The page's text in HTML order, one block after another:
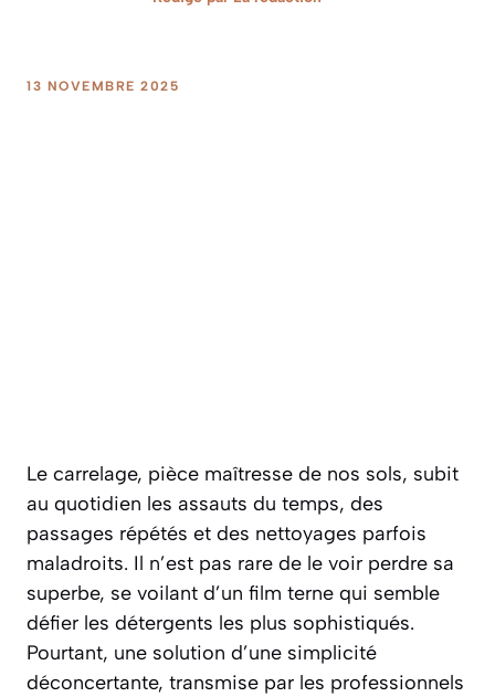
13 NOVEMBRE 2025
Le carrelage, pièce maîtresse de nos sols, subit
au quotidien les assauts du temps, des
passages répétés et des nettoyages parfois
maladroits. Il n’est pas rare de le voir perdre sa
superbe, se voilant d’un film terne qui semble
défier les détergents les plus sophistiqués.
Pourtant, une solution d’une simplicité
déconcertante, transmise par les professionnels